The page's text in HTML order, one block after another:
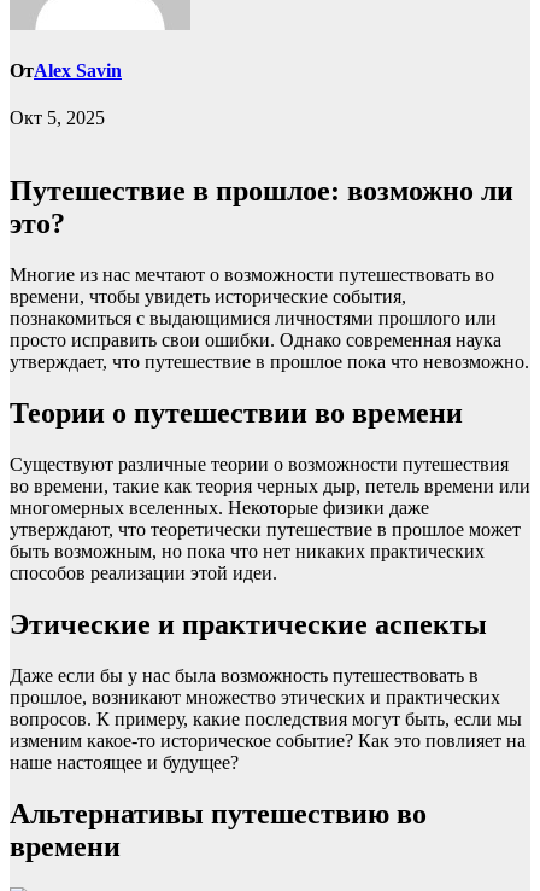
ОтAlex Savin
Окт 5, 2025
Путешествие в прошлое: возможно ли
это?
Многие из нас мечтают о возможности путешествовать во
времени, чтобы увидеть исторические события,
познакомиться с выдающимися личностями прошлого или
просто исправить свои ошибки. Однако современная наука
утверждает, что путешествие в прошлое пока что невозможно.
Теории о путешествии во времени
Существуют различные теории о возможности путешествия
во времени, такие как теория черных дыр, петель времени или
многомерных вселенных. Некоторые физики даже
утверждают, что теоретически путешествие в прошлое может
быть возможным, но пока что нет никаких практических
способов реализации этой идеи.
Этические и практические аспекты
Даже если бы у нас была возможность путешествовать в
прошлое, возникают множество этических и практических
вопросов. К примеру, какие последствия могут быть, если мы
изменим какое-то историческое событие? Как это повлияет на
наше настоящее и будущее?
Альтернативы путешествию во
времени